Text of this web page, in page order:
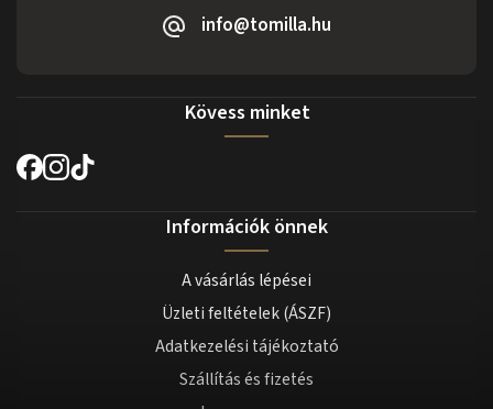
info@tomilla.hu
Kövess minket
Információk önnek
A vásárlás lépései
Üzleti feltételek (ÁSZF)
Adatkezelési tájékoztató
Szállítás és fizetés